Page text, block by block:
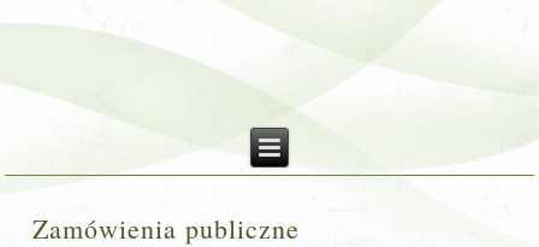
Zamówienia publiczne